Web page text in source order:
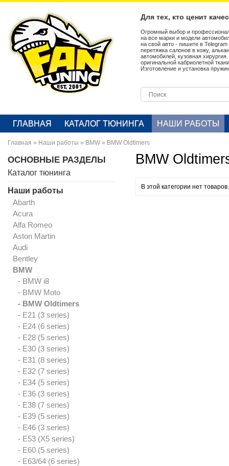
Для тех, кто ценит
Огромный выбор и
на все марки и модели
на свой авто - пишите в
перетяжка салонов в кожу,
автомобилей, кузовная
оригинальной кабриолетной
Изготовление и установка
ГЛАВНАЯ КАТАЛОГ ТЮНИНГА НАШИ РАБОТЫ
Главная » Наши работы » BMW » BMW Oldtimers
ОСНОВНЫЕ РАЗДЕЛЫ
Каталог тюнинга
Наши работы
Abarth
Acura
Alfa Romeo
Aston Martin
Audi
Bentley
BMW
- BMW i8
- BMW Moto
- BMW Oldtimers
- E21 (3 series)
- E24 (6 series)
- E28 (5 series)
- E30 (3 series)
- E31 (8 series)
- E32 (7 series)
- E34 (5 series)
- E36 (3 series)
- E38 (7 series)
- E39 (5 series)
- E46 (3 series)
- E53 (X5 series)
- E60 (5 series)
- E63/64 (6 series)
BMW
В этой категории нет товаров.